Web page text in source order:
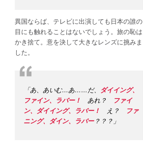
異国ならば、テレビに出演しても日本の誰の
目にも触れることはないでしょう。旅の恥は
かき捨て。意を決して大きなレンズに挑みま
した。
「あ、あいむ…あ……だ、
ダイイング、
ファイン、ラバー！
あれ？
ファイ
ン、ダイイング、ラバー！
え？
ファ
ニング、ダイン、ラバー？？？」